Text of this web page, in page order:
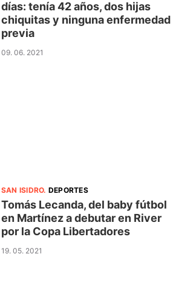
días: tenía 42 años, dos hijas
chiquitas y ninguna enfermedad
previa
09. 06. 2021
SAN ISIDRO. DEPORTES
Tomás Lecanda, del baby fútbol
en Martínez a debutar en River
por la Copa Libertadores
19. 05. 2021